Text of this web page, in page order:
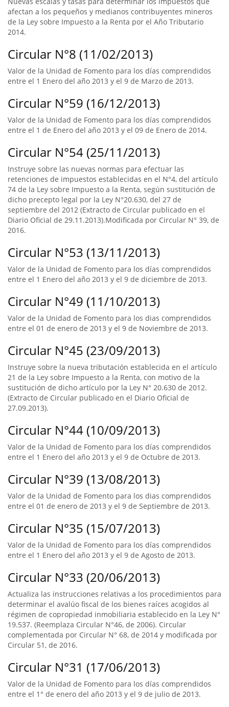
afectan a los pequeños y medianos contribuyentes mineros
de la Ley sobre Impuesto a la Renta por el Año Tributario
2014.
Circular N°8 (11/02/2013)
Valor de la Unidad de Fomento para los días comprendidos
entre el 1 Enero del año 2013 y el 9 de Marzo de 2013.
Circular N°59 (16/12/2013)
Valor de la Unidad de Fomento para los días comprendidos
entre el 1 de Enero del año 2013 y el 09 de Enero de 2014.
Circular N°54 (25/11/2013)
Instruye sobre las nuevas normas para efectuar las
retenciones de impuestos establecidas en el N°4, del artículo
74 de la Ley sobre Impuesto a la Renta, según sustitución de
dicho precepto legal por la Ley N°20.630, del 27 de
septiembre del 2012 (Extracto de Circular publicado en el
Diario Oficial de 29.11.2013).Modificada por Circular N° 39, de
2016.
Circular N°53 (13/11/2013)
Valor de la Unidad de Fomento para los días comprendidos
entre el 1 Enero del año 2013 y el 9 de diciembre de 2013.
Circular N°49 (11/10/2013)
Valor de la Unidad de Fomento para los dias comprendidos
entre el 01 de enero de 2013 y el 9 de Noviembre de 2013.
Circular N°45 (23/09/2013)
Instruye sobre la nueva tributación establecida en el artículo
21 de la Ley sobre Impuesto a la Renta, con motivo de la
sustitución de dicho artículo por la Ley N° 20.630 de 2012.
(Extracto de Circular publicado en el Diario Oficial de
27.09.2013).
Circular N°44 (10/09/2013)
Valor de la Unidad de Fomento para los días comprendidos
entre el 1 Enero del año 2013 y el 9 de Octubre de 2013.
Circular N°39 (13/08/2013)
Valor de la Unidad de Fomento para los dias comprendidos
entre el 01 de enero de 2013 y el 9 de Septiembre de 2013.
Circular N°35 (15/07/2013)
Valor de la Unidad de Fomento para los días comprendidos
entre el 1 Enero del año 2013 y el 9 de Agosto de 2013.
Circular N°33 (20/06/2013)
Actualiza las instrucciones relativas a los procedimientos para
determinar el avalúo fiscal de los bienes raíces acogidos al
régimen de copropiedad inmobiliaria establecido en la Ley N°
19.537. (Reemplaza Circular N°46, de 2006). Circular
complementada por Circular N° 68, de 2014 y modificada por
Circular 51, de 2016.
Circular N°31 (17/06/2013)
Valor de la Unidad de Fomento para los días comprendidos
entre el 1° de enero del año 2013 y el 9 de julio de 2013.